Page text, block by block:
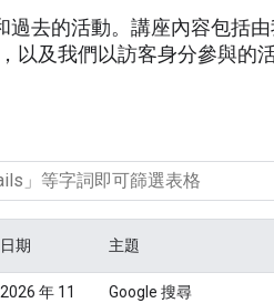
去的活動。講座內容包括由
以及我們以訪客身分參與的活
日期 主題
2026 年 11
Google 搜尋